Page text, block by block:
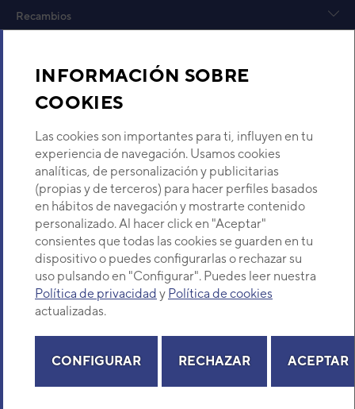
INFORMACIÓN SOBRE
COOKIES
Las cookies son importantes para ti, influyen en tu
experiencia de navegación. Usamos cookies
analíticas, de personalización y publicitarias
(propias y de terceros) para hacer perfiles basados
en hábitos de navegación y mostrarte contenido
personalizado. Al hacer click en "Aceptar"
consientes que todas las cookies se guarden en tu
dispositivo o puedes configurarlas o rechazar su
uso pulsando en "Configurar". Puedes leer nuestra
Política de privacidad y Política de cookies
actualizadas.
CONFIGURAR RECHAZAR ACEPTAR
SISTEMA MULTITAREA
DAITSU MONOBLOC 3D
Código: 3IDA02209 Ref. fabricante:
AOWD-
MB SMART-45TK
VER DETALLE
UNIDAD INTERIOR MULTI-
HYBRID DAITSU CONDUCTO
ACVD 12 BP
Código:3IDA10104-Ref. fabricante:DVC-12
_BP (MA)
VER DETALLE
ACONDICIONADO 1X1
CONDUCTOS INVERTER
Recambios
Descubre Eurofred
Dónde Estamos
¿Buscas un servicio técnico?
Selecciona provincia